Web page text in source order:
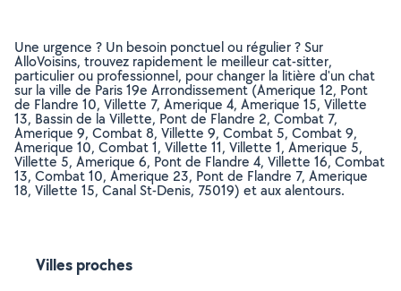
Une urgence ? Un besoin ponctuel ou régulier ? Sur
AlloVoisins, trouvez rapidement le meilleur cat-sitter,
particulier ou professionnel, pour changer la litière d'un chat
sur la ville de Paris 19e Arrondissement (Amerique 12, Pont
de Flandre 10, Villette 7, Amerique 4, Amerique 15, Villette
13, Bassin de la Villette, Pont de Flandre 2, Combat 7,
Amerique 9, Combat 8, Villette 9, Combat 5, Combat 9,
Amerique 10, Combat 1, Villette 11, Villette 1, Amerique 5,
Villette 5, Amerique 6, Pont de Flandre 4, Villette 16, Combat
13, Combat 10, Amerique 23, Pont de Flandre 7, Amerique
18, Villette 15, Canal St-Denis, 75019) et aux alentours.
Villes proches